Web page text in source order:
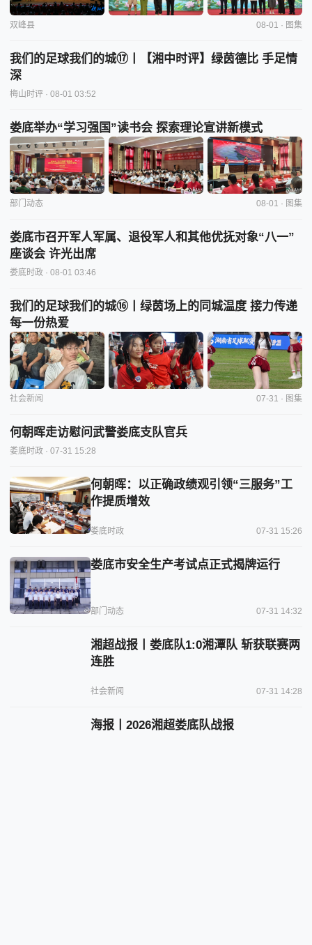
双峰县 08-01 · 图集
我们的足球我们的城⑰丨【湘中时评】绿茵德比 手足情
深
梅山时评 · 08-01 03:52
娄底举办“学习强国”读书会 探索理论宣讲新模式
部门动态 08-01 · 图集
娄底市召开军人军属、退役军人和其他优抚对象“八一”
座谈会 许光出席
娄底时政 · 08-01 03:46
我们的足球我们的城⑯丨绿茵场上的同城温度 接力传递
每一份热爱
社会新闻 07-31 · 图集
何朝晖走访慰问武警娄底支队官兵
娄底时政 · 07-31 15:28
何朝晖：以正确政绩观引领“三服务”工
作提质增效
娄底时政 07-31 15:26
娄底市安全生产考试点正式揭牌运行
部门动态 07-31 14:32
湘超战报丨娄底队1:0湘潭队 斩获联赛两
连胜
社会新闻 07-31 14:28
海报丨2026湘超娄底队战报